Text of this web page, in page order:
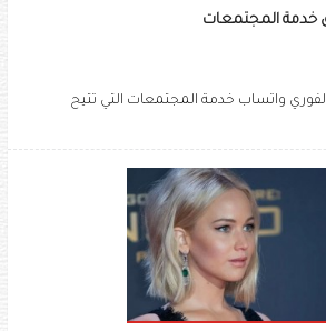
خدمة المجتمعات
واتساب خدمة المجتمعات التي تتيح